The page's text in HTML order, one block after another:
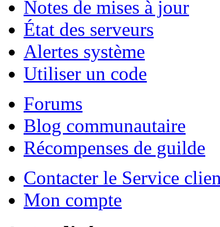
Notes de mises à jour
État des serveurs
Alertes système
Utiliser un code
Forums
Blog communautaire
Récompenses de guilde
Contacter le Service
Mon compte